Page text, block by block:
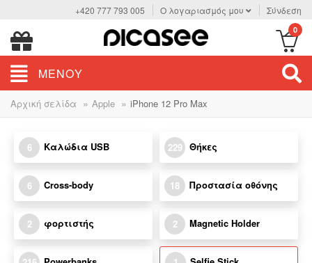
+420 777 793 005 Ο λογαριασμός μου Σύνδεση
0
ΜΕΝΟΎ
Αρχική σελίδα » Apple » iPhone 12 Pro Max
6 Καλώδια USB 229 Θήκες
6 Cross-body 18 Προστασία οθόνης
2 φορτιστής 2 Magnetic Holder